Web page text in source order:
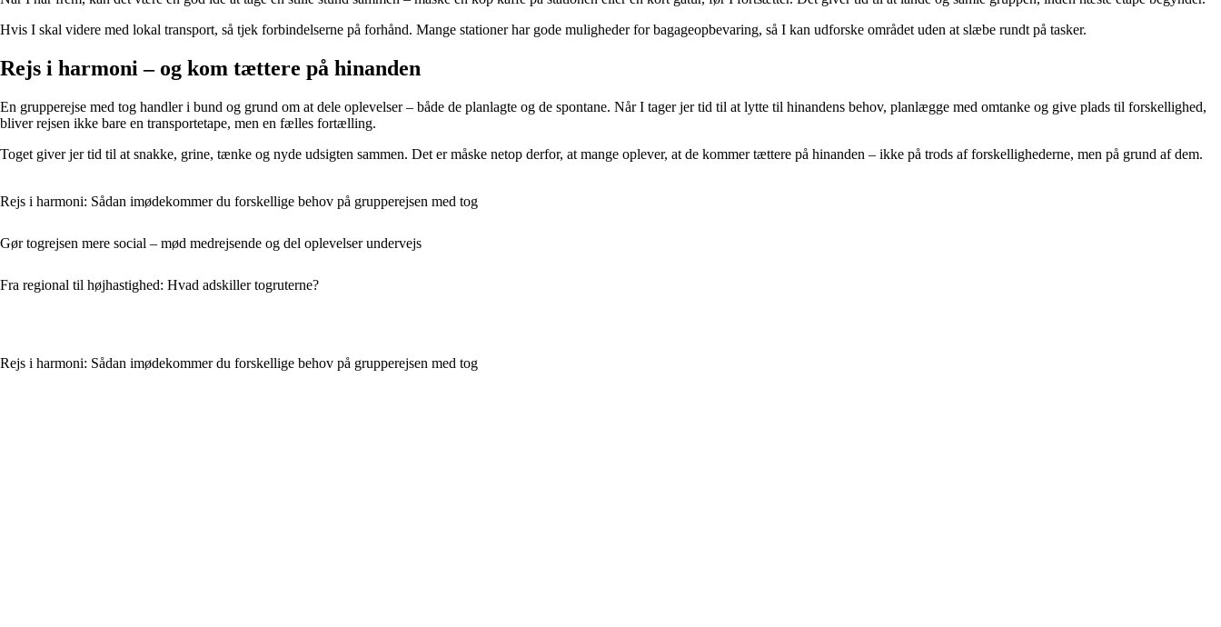
Hvis I skal videre med lokal transport, så tjek forbindelserne på forhånd. Mange stationer har gode muligheder for bagageopbevaring, så I kan udforske området uden at slæbe rundt på tasker.
Rejs i harmoni – og kom tættere på hinanden
En grupperejse med tog handler i bund og grund om at dele oplevelser – både de planlagte og de spontane. Når I tager jer tid til at lytte til hinandens behov, planlægge med omtanke og give plads til forskellighed,
bliver rejsen ikke bare en transportetape, men en fælles fortælling.
Toget giver jer tid til at snakke, grine, tænke og nyde udsigten sammen. Det er måske netop derfor, at mange oplever, at de kommer tættere på hinanden – ikke på trods af forskellighederne, men på grund af dem.
Rejs i harmoni: Sådan imødekommer du forskellige behov på grupperejsen med tog
Gør togrejsen mere social – mød medrejsende og del oplevelser undervejs
Fra regional til højhastighed: Hvad adskiller togruterne?
Rejs i harmoni: Sådan imødekommer du forskellige behov på grupperejsen med tog